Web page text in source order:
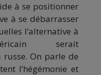
à se positionner
à se débarrasser
l’alternative à
serait
On parle de
l’hégémonie et